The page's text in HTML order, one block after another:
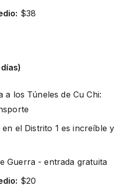
$38
a los Túneles de Cu Chi:
el Distrito 1 es increíble y
Guerra - entrada gratuita
$20